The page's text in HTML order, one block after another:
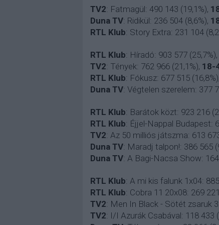
TV2: Fatmagül: 490 143 (19,1%),
Duna TV: Ridikül: 236 504 (8,6%),
RTL Klub: Story Extra: 231 104
RTL Klub: Híradó: 903 577 (25,7%),
TV2: Tények: 762 966 (21,1%), 18-
RTL Klub: Fókusz: 677 515 (16,8%)
Duna TV: Végtelen szerelem: 377
RTL Klub: Barátok közt: 923 216
RTL Klub: Éjjel-Nappal Budapest:
TV2: Az 50 milliós játszma: 613
Duna TV: Maradj talpon!: 386 565
Duna TV: A Bagi-Nacsa Show:
RTL Klub: A mi kis falunk 1x04:
RTL Klub: Cobra 11 20x08: 269
TV2: Men In Black - Sötét zsaruk
TV2: I/I Azurák Csabával: 118 433